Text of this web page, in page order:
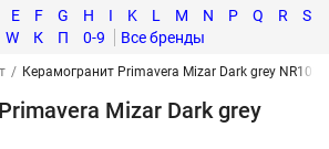
E F G H I K L M N P Q R
S
W К П 0-9
/ Керамогранит Primavera Mizar Dark grey NR103
Mizar Dark grey